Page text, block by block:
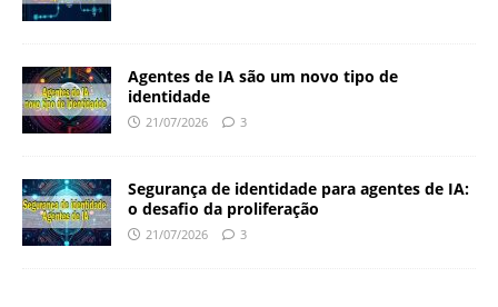
Agentes de IA são um novo tipo de
identidade
21/07/2026 3
Segurança de identidade para agentes de IA:
o desafio da proliferação
21/07/2026 3